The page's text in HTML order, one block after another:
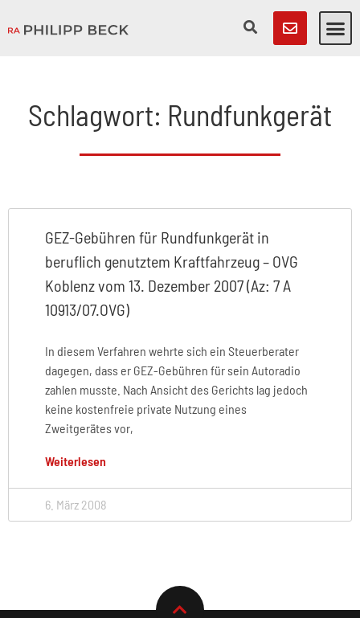
Schlagwort: Rundfunkgerät
GEZ-Gebühren für Rundfunkgerät in
beruflich genutztem Kraftfahrzeug – OVG
Koblenz vom 13. Dezember 2007 (Az: 7 A
10913/07.OVG)
In diesem Verfahren wehrte sich ein Steuerberater
dagegen, dass er GEZ-Gebühren für sein Autoradio
zahlen musste. Nach Ansicht des Gerichts lag jedoch
keine kostenfreie private Nutzung eines
Zweitgerätes vor,
Weiterlesen
6. März 2008